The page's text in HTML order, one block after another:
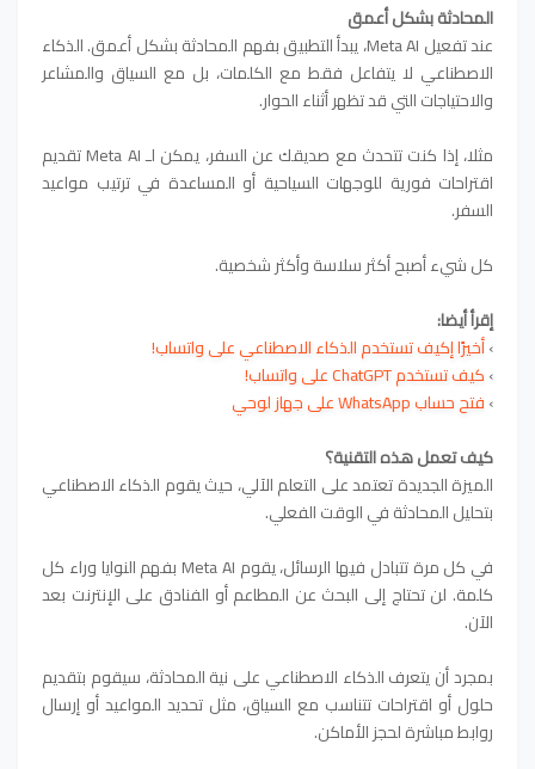
المحادثة بشكل أعمق
عند تفعيل Meta AI، يبدأ التطبيق بفهم المحادثة بشكل أعمق. الذكاء
الاصطناعي لا يتفاعل فقط مع الكلمات، بل مع السياق والمشاعر
والاحتياجات التي قد تظهر أثناء الحوار.
مثلا، إذا كنت تتحدث مع صديقك عن السفر، يمكن لـ Meta AI تقديم
اقتراحات فورية للوجهات السياحية أو المساعدة في ترتيب مواعيد
السفر.
كل شيء أصبح أكثر سلاسة وأكثر شخصية.
إقرأ أيضا:
›أخيرًا إكيف تستخدم الذكاء الاصطناعي على واتساب!
›كيف تستخدم ChatGPT على واتساب!
›فتح حساب WhatsApp على جهاز لوحي
كيف تعمل هذه التقنية؟
الميزة الجديدة تعتمد على التعلم الآلي، حيث يقوم الذكاء الاصطناعي
بتحليل المحادثة في الوقت الفعلي.
في كل مرة تتبادل فيها الرسائل، يقوم Meta AI بفهم النوايا وراء كل
كلمة. لن تحتاج إلى البحث عن المطاعم أو الفنادق على الإنترنت بعد
الآن.
بمجرد أن يتعرف الذكاء الاصطناعي على نية المحادثة، سيقوم بتقديم
حلول أو اقتراحات تتناسب مع السياق، مثل تحديد المواعيد أو إرسال
روابط مباشرة لحجز الأماكن.